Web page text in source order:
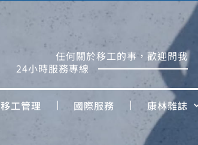
任何關於移工的事，歡迎問我
24小時服務專線
移工管理 國際服務 康林雜誌